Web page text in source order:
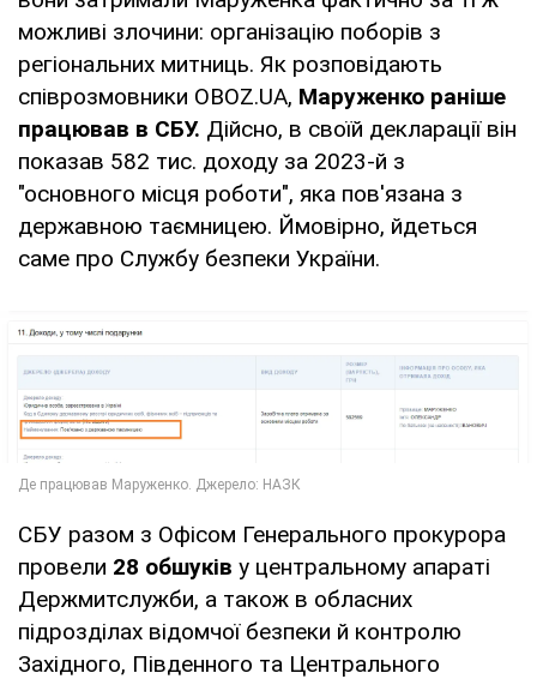
можливі злочини: організацію поборів з
регіональних митниць. Як розповідають
співрозмовники OBOZ.UA, Маруженко раніше
працював в СБУ. Дійсно, в своїй декларації він
показав 582 тис. доходу за 2023-й з
"основного місця роботи", яка пов'язана з
державною таємницею. Ймовірно, йдеться
саме про Службу безпеки України.
СБУ разом з Офісом Генерального прокурора
провели 28 обшуків у центральному апараті
Держмитслужби, а також в обласних
підрозділах відомчої безпеки й контролю
Західного, Південного та Центрального